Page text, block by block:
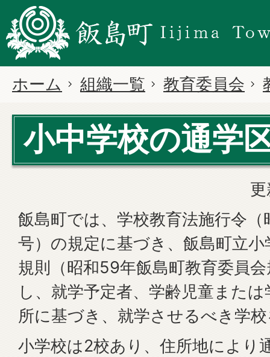
ホーム 組織一覧 教育委員会
小中学校の通学
飯島町では、学校教育法施行令
号）の規定に基づき、飯島町立
規則（昭和59年飯島町教育委員
し、就学予定者、学齢児童また
所に基づき、就学させるべき学
小学校は2校あり、住所地により